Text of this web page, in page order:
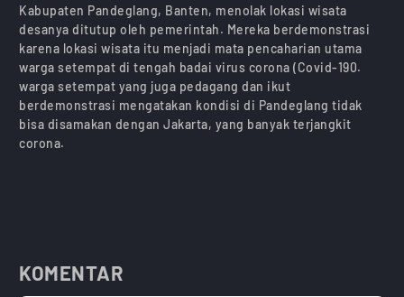
Kabupaten Pandeglang, Banten, menolak lokasi wisata
desanya ditutup oleh pemerintah. Mereka berdemonstrasi
karena lokasi wisata itu menjadi mata pencaharian utama
warga setempat di tengah badai virus corona (Covid-190.
warga setempat yang juga pedagang dan ikut
berdemonstrasi mengatakan kondisi di Pandeglang tidak
bisa disamakan dengan Jakarta, yang banyak terjangkit
corona.
KOMENTAR